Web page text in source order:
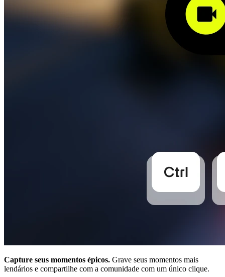
Capture seus momentos épicos. Grave seus momentos mais
lendários e compartilhe com a comunidade com um único clique.